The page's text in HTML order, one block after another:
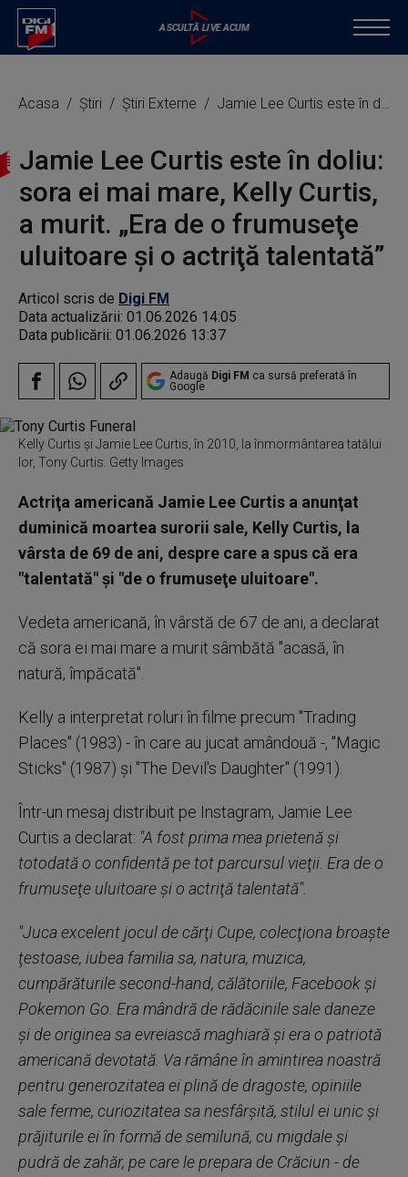
Acasa Știri Știri Externe Jamie Lee Curtis este în doliu: sora ei mai mare, Kelly Curtis, a murit. „Era de o frumuseţe uluitoare şi o actriţă talentată”
Jamie Lee Curtis este în doliu:
sora ei mai mare, Kelly Curtis,
a murit. „Era de o frumuseţe
uluitoare şi o actriţă talentată”
Articol scris de Digi FM
Data actualizării: 01.06.2026 14:05
Data publicării: 01.06.2026 13:37
Adaugă Digi FM ca sursă preferată în
Google
Kelly Curtis și Jamie Lee Curtis, în 2010, la înmormântarea tatălui
lor, Tony Curtis. Getty Images
Actriţa americană Jamie Lee Curtis a anunţat
duminică moartea surorii sale, Kelly Curtis, la
vârsta de 69 de ani, despre care a spus că era
"talentată" şi "de o frumuseţe uluitoare".
Vedeta americană, în vârstă de 67 de ani, a declarat
că sora ei mai mare a murit sâmbătă "acasă, în
natură, împăcată".
Kelly a interpretat roluri în filme precum "Trading
Places" (1983) - în care au jucat amândouă -, "Magic
Sticks" (1987) şi "The Devil's Daughter" (1991).
Într-un mesaj distribuit pe Instagram, Jamie Lee
Curtis a declarat: "A fost prima mea prietenă şi
totodată o confidentă pe tot parcursul vieţii. Era de o
frumuseţe uluitoare şi o actriţă talentată".
"Juca excelent jocul de cărţi Cupe, colecţiona broaşte
ţestoase, iubea familia sa, natura, muzica,
cumpărăturile second-hand, călătoriile, Facebook şi
Pokemon Go. Era mândră de rădăcinile sale daneze
şi de originea sa evreiască maghiară şi era o patriotă
americană devotată. Va rămâne în amintirea noastră
pentru generozitatea ei plină de dragoste, opiniile
sale ferme, curiozitatea sa nesfârşită, stilul ei unic şi
prăjiturile ei în formă de semilună, cu migdale şi
pudră de zahăr, pe care le prepara de Crăciun - de